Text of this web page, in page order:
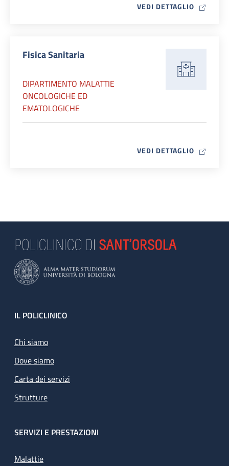
VEDI DETTAGLIO MAP ICON
Fisica Sanitaria
DIPARTIMENTO MALATTIE
ONCOLOGICHE ED
EMATOLOGICHE
VEDI DETTAGLIO MAP ICON
Footer
IL POLICLINICO
Chi siamo
Dove siamo
Carta dei servizi
Strutture
SERVIZI E PRESTAZIONI
Malattie